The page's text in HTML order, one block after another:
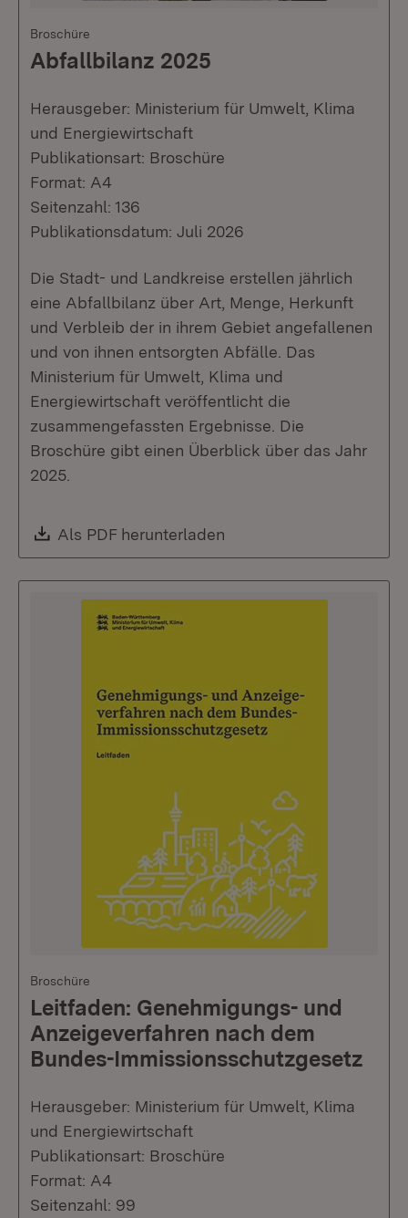
Broschüre
Abfallbilanz 2025
Herausgeber: Ministerium für Umwelt, Klima
und Energiewirtschaft
Publikationsart: Broschüre
Format: A4
Seitenzahl: 136
Publikationsdatum: Juli 2026
Die Stadt- und Landkreise erstellen jährlich
eine Abfallbilanz über Art, Menge, Herkunft
und Verbleib der in ihrem Gebiet angefallenen
und von ihnen entsorgten Abfälle. Das
Ministerium für Umwelt, Klima und
Energiewirtschaft veröffentlicht die
zusammengefassten Ergebnisse. Die
Broschüre gibt einen Überblick über das Jahr
2025.
Download:
Als PDF herunterladen
Broschüre
Leitfaden: Genehmigungs- und
Anzeigeverfahren nach dem
Bundes-Immissionsschutzgesetz
Herausgeber: Ministerium für Umwelt, Klima
und Energiewirtschaft
Publikationsart: Broschüre
Format: A4
Seitenzahl: 99